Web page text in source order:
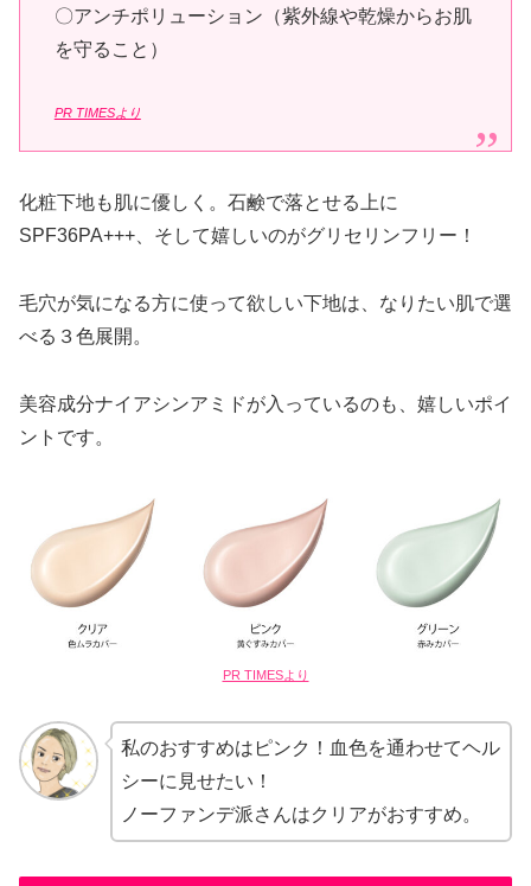
〇アンチポリューション（紫外線や乾燥からお肌
を守ること）
PR TIMESより
化粧下地も肌に優しく。石鹸で落とせる上に
SPF36PA+++、そして嬉しいのがグリセリンフリー！
毛穴が気になる方に使って欲しい下地は、なりたい肌で選
べる３色展開。
美容成分ナイアシンアミドが入っているのも、嬉しいポイ
ントです。
PR TIMESより
私のおすすめはピンク！血色を通わせてヘル
シーに見せたい！
ノーファンデ派さんはクリアがおすすめ。